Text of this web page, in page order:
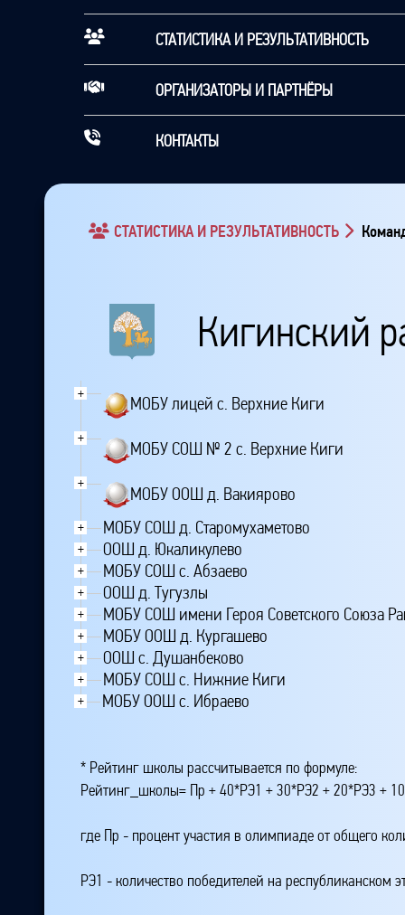
СТАТИСТИКА И РЕЗУЛЬТАТИВНОСТЬ
ОРГАНИЗАТОРЫ И ПАРТНЁРЫ
КОНТАКТЫ
СТАТИСТИКА И РЕЗУЛЬТАТИВНОСТЬ
Кигинский
+
МОБУ лицей с. Верхние Киги
+
МОБУ СОШ № 2 с. Верхние Киги
+
МОБУ ООШ д. Вакиярово
+ МОБУ СОШ д. Старомухаметово
+ ООШ д. Юкаликулево
+ МОБУ СОШ с. Абзаево
+ ООШ д. Тугузлы
+ МОБУ СОШ имени Героя Советского Союза
+ МОБУ ООШ д. Кургашево
+ ООШ с. Душанбеково
+ МОБУ СОШ с. Нижние Киги
+ МОБУ ООШ с. Ибраево
* Рейтинг школы рассчитывается по формуле:
Рейтинг_школы= Пр + 40*РЭ1 + 30*РЭ2 + 20*РЭ3 +
где Пр - процент участия в олимпиаде от общего
РЭ1 - количество победителей на республиканском